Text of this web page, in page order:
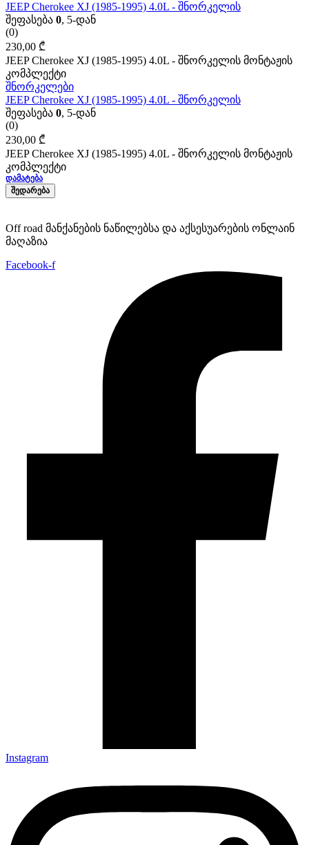
JEEP Cherokee XJ (1985-1995) 4.0L - შნორკელის
შეფასება 0, 5-დან
(0)
230,00 ₾
JEEP Cherokee XJ (1985-1995) 4.0L - შნორკელის მონტაჟის
კომპლექტი
შნორკელები
JEEP Cherokee XJ (1985-1995) 4.0L - შნორკელის
შეფასება 0, 5-დან
(0)
230,00 ₾
JEEP Cherokee XJ (1985-1995) 4.0L - შნორკელის მონტაჟის
კომპლექტი
ᲓᲐᲛᲐᲢᲔᲑᲐ
ᲨᲔᲓᲐᲠᲔᲑᲐ
Off road მანქანების ნაწილებსა და აქსესუარების ონლაინ
მაღაზია
Facebook-f
Instagram